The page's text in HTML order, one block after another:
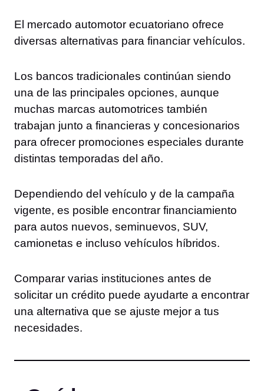
El mercado automotor ecuatoriano ofrece
diversas alternativas para financiar vehículos.
Los bancos tradicionales continúan siendo
una de las principales opciones, aunque
muchas marcas automotrices también
trabajan junto a financieras y concesionarios
para ofrecer promociones especiales durante
distintas temporadas del año.
Dependiendo del vehículo y de la campaña
vigente, es posible encontrar financiamiento
para autos nuevos, seminuevos, SUV,
camionetas e incluso vehículos híbridos.
Comparar varias instituciones antes de
solicitar un crédito puede ayudarte a encontrar
una alternativa que se ajuste mejor a tus
necesidades.